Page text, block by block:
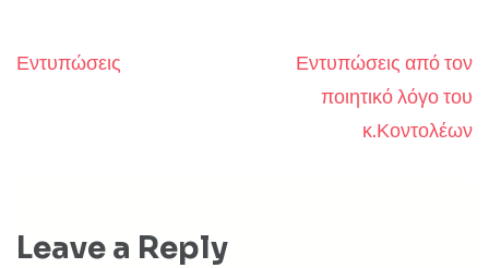
Post
Εντυπώσεις
Εντυπώσεις από τον
ποιητικό λόγο του
κ.Κοντολέων
Leave a Reply